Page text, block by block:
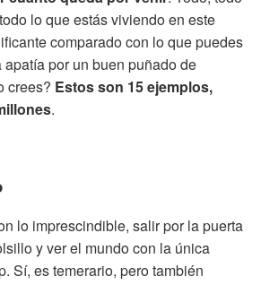
lo que estás viviendo en este
comparado con lo que puedes
por un buen puñado de
crees? Estos son 15 ejemplos,
.
lo imprescindible, salir por la puerta
y ver el mundo con la única
Sí, es temerario, pero también